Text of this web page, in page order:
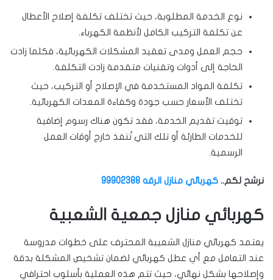
نوع الخدمة المطلوبة، حيث تختلف تكلفة إصلاح الأعطال
عن تكلفة التركيب الكامل لأنظمة الكهرباء.
حجم العمل ومدى تعقيد المشكلات الكهربائية، فكلما زادت
الحاجة إلى أدوات وتقنيات متقدمة زادت التكلفة.
تكلفة المواد المستخدمة في الإصلاح أو التركيب، حيث
تختلف الأسعار حسب جودة وكفاءة المعدات الكهربائية.
توقيت تقديم الخدمة، فقد تكون هناك رسوم إضافية
للخدمات الطارئة أو تلك التي تُنفذ خارج أوقات العمل
الرسمية.
نرشح لكم.. كهربائي منازل الرقه 99902388
كهربائي منازل جمعية الشعبية
يعتمد كهربائي منازل الشعيبة المحترف على خطوات مدروسة
عند التعامل مع أي عطل كهربائي لضمان تشخيص المشكلة بدقة
وإصلاحها بشكل نهائي، حيث تتم هذه العملية بأسلوب احترافي